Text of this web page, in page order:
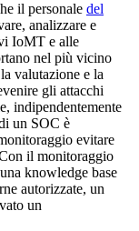
il personale del
analizzare e
IoMT e alle
nel più vicino
valutazione e la
gli attacchi
indipendentemente
un SOC è
evitare
il monitoraggio
knowledge base
autorizzate, un
un